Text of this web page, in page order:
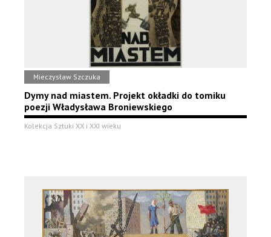
Mieczysław Szczuka
Dymy nad miastem. Projekt okładki do tomiku
poezji Władysława Broniewskiego
Kolekcja Sztuki XX i XXI wieku